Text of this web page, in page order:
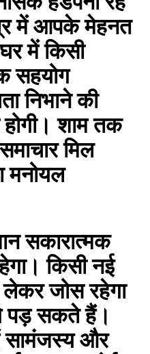
हडपना रह
में आपके मेहनत
में किसी
सहयोग
निभाने की
शाम तक
मिल
मनोयल
सकारात्मक
किसी नई
लेकर जोस रहेगा
सकते हैं।
सामंजस्य और